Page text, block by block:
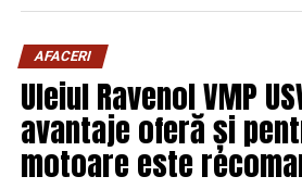
înainte de participare.
Organizatorii care doresc să
eveniment cu acces gratuit pot
promovare din partea echipei
Adresa de contact este
AFACERI
Uleiul Ravenol VMP
avantaje oferă și
motoare este